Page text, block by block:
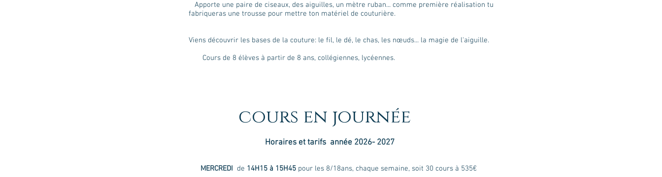
Apporte une paire de ciseaux, des aiguilles, un mètre ruban... comme première réalisation tu
fabriqueras une trousse pour mettre ton matériel de couturière.
Viens découvrir les bases de la couture: le fil, le dé, le chas, les nœuds... la magie de l'aiguille.
Cours de 8 élèves à partir de 8 ans, collégiennes, lycéennes.
cours en journée
Horaires et tarifs année 2026- 2027
MERCREDI de 14H15 à 15H45 pour les 8/18ans, chaque semaine, soit 30 cours à 535€